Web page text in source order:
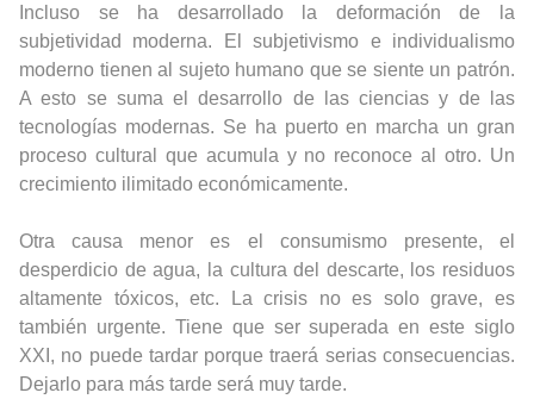
Incluso se ha desarrollado la deformación de la
subjetividad moderna. El subjetivismo e individualismo
moderno tienen al sujeto humano que se siente un patrón.
A esto se suma el desarrollo de las ciencias y de las
tecnologías modernas. Se ha puerto en marcha un gran
proceso cultural que acumula y no reconoce al otro. Un
crecimiento ilimitado económicamente.
Otra causa menor es el consumismo presente, el
desperdicio de agua, la cultura del descarte, los residuos
altamente tóxicos, etc.
La crisis no es solo grave, es
también urgente. Tiene que ser superada en este siglo
XXI, no puede tardar porque traerá serias consecuencias.
Dejarlo para más tarde será muy tarde.